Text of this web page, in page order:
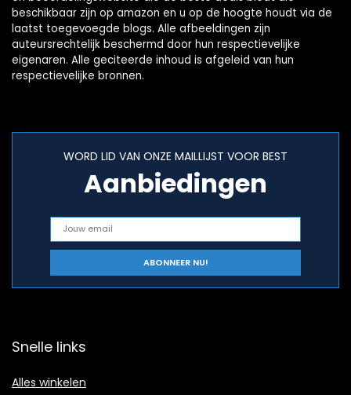
beschikbaar zijn op amazon en u op de hoogte houdt via de
laatst toegevoegde blogs. Alle afbeeldingen zijn
auteursrechtelijk beschermd door hun respectievelijke
eigenaren. Alle geciteerde inhoud is afgeleid van hun
respectievelijke bronnen.
WORD LID VAN ONZE MAILLIJST VOOR BEST
Aanbiedingen
Snelle links
Alles winkelen